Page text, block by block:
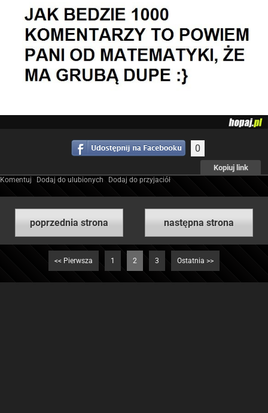
0
Kopiuj link
Komentuj Dodaj do ulubionych Dodaj do przyjaciół
poprzednia strona następna strona
<< Pierwsza 1 2 3 Ostatnia >>